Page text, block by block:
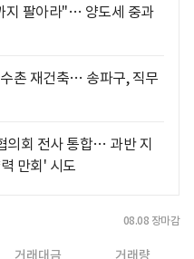
지 팔아라"… 양도세 중과
촌 재건축… 송파구, 직무
의회 전사 통합… 과반 지
만회' 시도
08.08 장마감
거래대금 거래량